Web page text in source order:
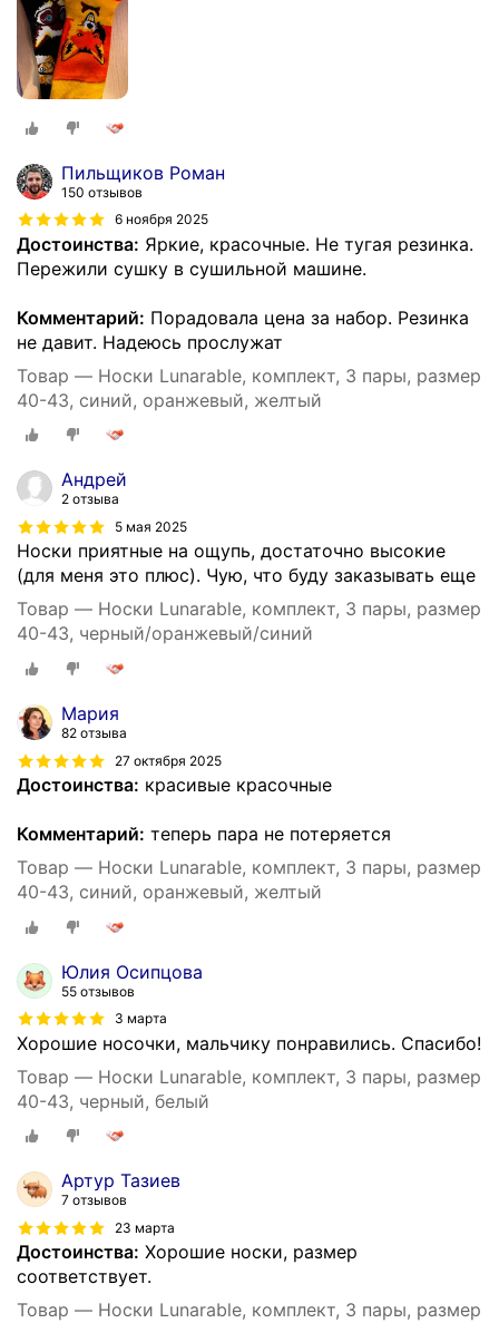
Пильщиков Роман
150 отзывов
6 ноября 2025
Достоинства: Яркие, красочные. Не тугая резинка.
Пережили сушку в сушильной машине.
Комментарий: Порадовала цена за набор. Резинка
не давит. Надеюсь прослужат
Товар — Носки Lunarable, комплект, 3 пары, размер
40-43, синий, оранжевый, желтый
Андрей
2 отзыва
5 мая 2025
Носки приятные на ощупь, достаточно высокие
(для меня это плюс). Чую, что буду заказывать еще
Товар — Носки Lunarable, комплект, 3 пары, размер
40-43, черный/оранжевый/синий
Мария
82 отзыва
27 октября 2025
Достоинства: красивые красочные
Комментарий: теперь пара не потеряется
Товар — Носки Lunarable, комплект, 3 пары, размер
40-43, синий, оранжевый, желтый
Юлия Осипцова
55 отзывов
3 марта
Хорошие носочки, мальчику понравились. Спасибо!
Товар — Носки Lunarable, комплект, 3 пары, размер
40-43, черный, белый
Артур Тазиев
7 отзывов
23 марта
Достоинства: Хорошие носки, размер
соответствует.
Товар — Носки Lunarable, комплект, 3 пары, размер